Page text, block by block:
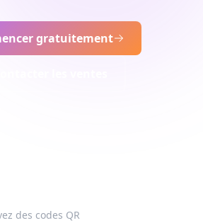
gratuitement
des codes QR